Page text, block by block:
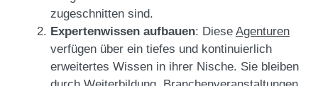
zugeschnitten sind.
Expertenwissen aufbauen: Diese Agenturen
verfügen über ein tiefes und kontinuierlich
erweitertes Wissen in ihrer Nische. Sie bleiben